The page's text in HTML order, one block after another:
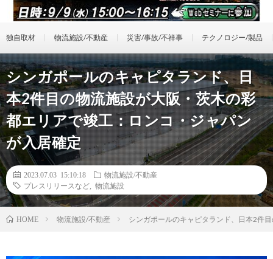
独自取材 物流施設/不動産 災害/事故/不祥事 テクノロジー/製品
シンガポールのキャピタランド、日
本2件目の物流施設が大阪・茨木の彩
都エリアで竣工：ロンコ・ジャパン
が入居確定
2023.07.03 15:10:18
物流施設/不動産
プレスリリースなど
物流施設
HOME 物流施設/不動産 シンガポールのキャピタランド、日本2件